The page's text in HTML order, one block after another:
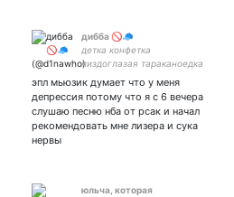
дибба 🚫🧢
детка конфетка
пиздоглазая тараканоедка
эпл мьюзик думает что у меня
депрессия потому что я с 6 вечера
слушаю песню нба от рсак и начал
рекомендовать мне лизера и сука
нервы
юльча, которая